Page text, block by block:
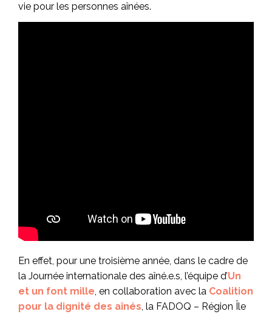
vie pour les personnes aînées.
En effet, pour une troisième année, dans le cadre de
la Journée internationale des aîné.e.s, l’équipe d’Un
et un font mille, en collaboration avec la Coalition
pour la dignité des aînés, la FADOQ – Région Île